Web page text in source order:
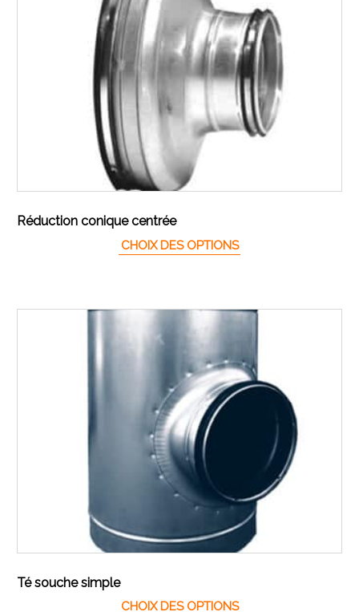
Réduction conique centrée
CHOIX DES OPTIONS
Té souche simple
CHOIX DES OPTIONS